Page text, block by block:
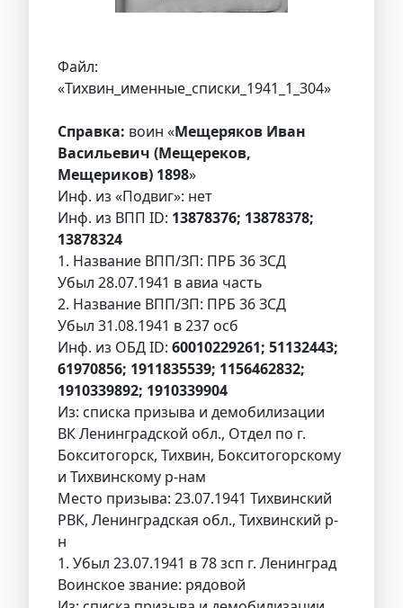
Файл:
«Тихвин_именные_списки_1941_1_304»
Справка: воин «Мещеряков Иван
Васильевич (Мещереков,
Мещериков) 1898»
Инф. из «Подвиг»: нет
Инф. из ВПП ID: 13878376; 13878378;
13878324
1. Название ВПП/ЗП: ПРБ 36 ЗСД
Убыл 28.07.1941 в авиа часть
2. Название ВПП/ЗП: ПРБ 36 ЗСД
Убыл 31.08.1941 в 237 осб
Инф. из ОБД ID: 60010229261; 51132443;
61970856; 1911835539; 1156462832;
1910339892; 1910339904
Из: списка призыва и демобилизации
ВК Ленинградской обл., Отдел по г.
Бокситогорск, Тихвин, Бокситогорскому
и Тихвинскому р-нам
Место призыва: 23.07.1941 Тихвинский
РВК, Ленинградская обл., Тихвинский р-
н
1. Убыл 23.07.1941 в 78 зсп г. Ленинград
Воинское звание: рядовой